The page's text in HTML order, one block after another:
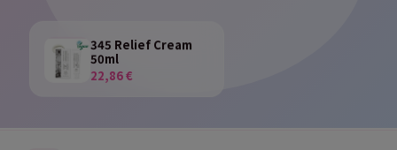
345 Relief Cream
50ml
22,86 €